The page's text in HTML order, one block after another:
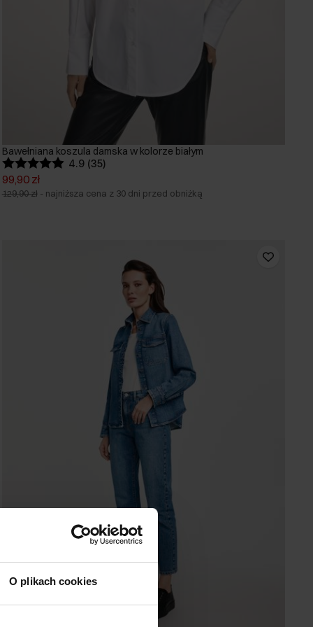
O plikach cookies
Bawełniana koszula damska w kolorze białym
4.9 (35)
99,90 zł
129,90 zł - najniższa cena z 30 dni przed obniżką